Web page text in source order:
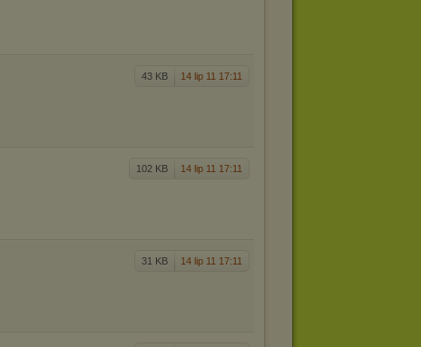
43 KB 14 lip 11 17:11
102 KB 14 lip 11 17:11
31 KB 14 lip 11 17:11